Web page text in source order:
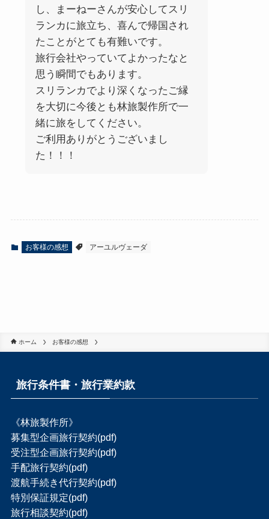
し、まーねーさんが安心してスリ
ランカに旅立ち、喜んで帰国され
たことがとても有難いです。
旅行会社やっていてよかったなと
思う瞬間でもあります。
スリランカでより深くなったご縁
を大切に今後とも林旅製作所で一
緒に旅をしてください。
ご利用ありがとうございまし
た！！！
お客様の感想 アーユルヴェーダ
ホーム お客様の感想
旅行条件書・旅行業約款
《林旅製作所》
募集型企画旅行契約(pdf)
受注型企画旅行契約(pdf)
手配旅行契約(pdf)
渡航手続き代行契約(pdf)
特別保証規定(pdf)
旅行相談契約(pdf)